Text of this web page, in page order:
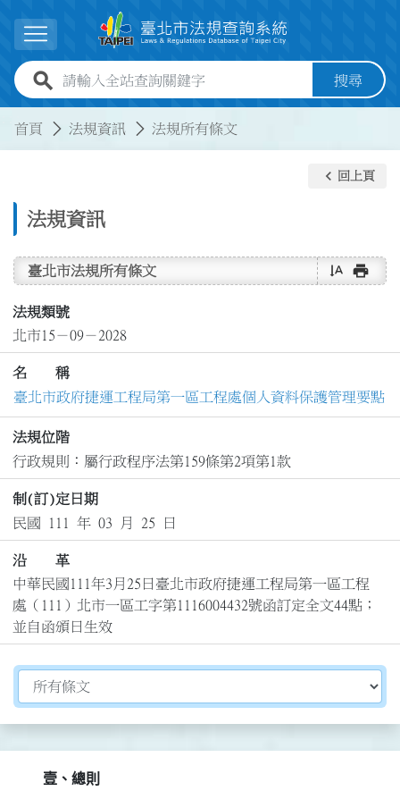
展開選單
全站查詢關鍵字欄位 搜尋
首頁 法規資訊 法規所有條文
法規資訊
keyboard_arrow_left 回上頁
臺北市法規所有條文 text_rotate_vertical print
法規類號
北市15－09－2028
名 稱
臺北市政府捷運工程局第一區工程處個人資料保護管理要點
法規位階
行政規則：屬行政程序法第159條第2項第1款
制(訂)定日期
民國 111 年 03 月 25 日
沿 革
中華民國111年3月25日臺北市政府捷運工程局第一區工程
處（111）北市一區工字第1116004432號函訂定全文44點；
並自函頒日生效
切換選擇法規資訊內容
壹、總則